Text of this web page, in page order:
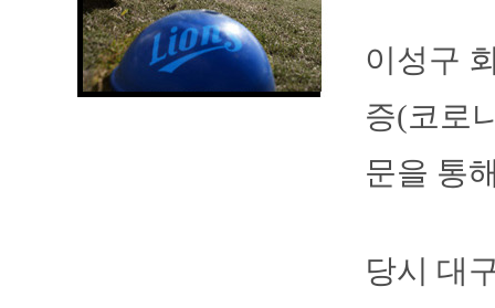
이성구
증(코로
문을 통
당시 대